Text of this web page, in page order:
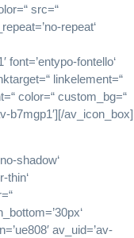
src=“
repeat‘
font=’entypo-fontello‘
linkelement=“
color=“ custom_bg=“
b7mgp1′][/av_icon_box]
shadow‘
thin‘
av_uid=’av-